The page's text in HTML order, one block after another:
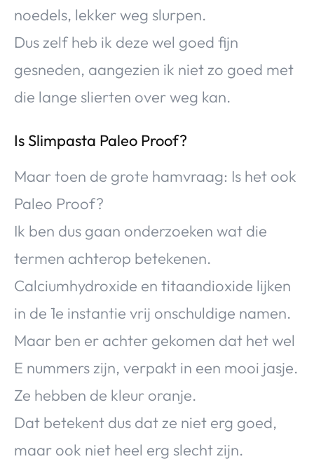
noedels, lekker weg slurpen.
Dus zelf heb ik deze wel goed fijn
gesneden, aangezien ik niet zo goed met
die lange slierten over weg kan.
Is Slimpasta Paleo Proof?
Maar toen de grote hamvraag: Is het ook
Paleo Proof?
Ik ben dus gaan onderzoeken wat die
termen achterop betekenen.
Calciumhydroxide en titaandioxide lijken
in de 1e instantie vrij onschuldige namen.
Maar ben er achter gekomen dat het wel
E nummers zijn, verpakt in een mooi jasje.
Ze hebben de kleur oranje.
Dat betekent dus dat ze niet erg goed,
maar ook niet heel erg slecht zijn.